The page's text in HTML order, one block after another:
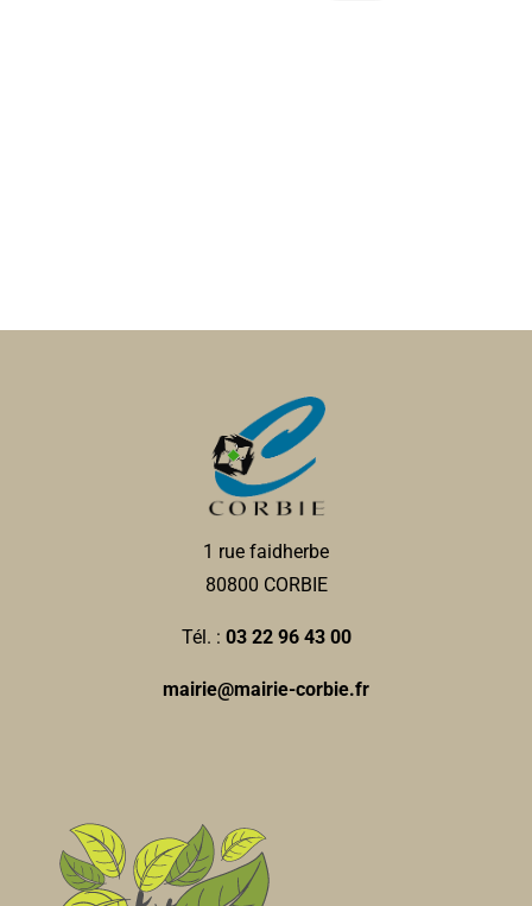
1 rue faidherbe
80800 CORBIE
Tél. : 03 22 96 43 00
mairie@mairie-corbie.fr